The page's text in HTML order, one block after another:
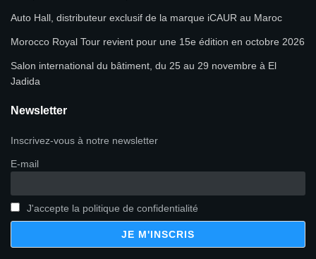
Auto Hall, distributeur exclusif de la marque iCAUR au Maroc
Morocco Royal Tour revient pour une 15e édition en octobre 2026
Salon international du bâtiment, du 25 au 29 novembre à El
Jadida
Newsletter
Inscrivez-vous à notre newsletter
E-mail
J'accepte la politique de confidentialité